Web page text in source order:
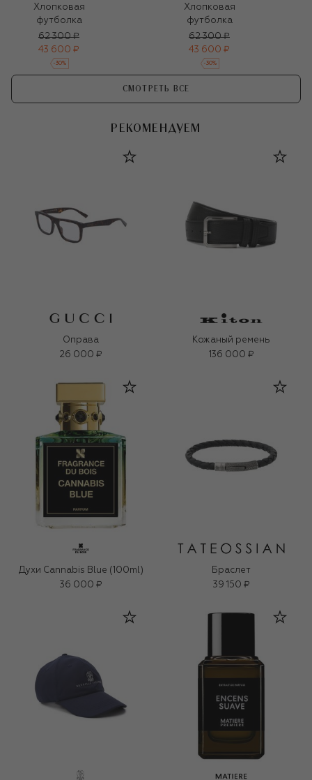
Хлопковая
футболка
62 300 ₽
43 600 ₽
-30%
Хлопковая
футболка
62 300 ₽
43 600 ₽
-30%
СМОТРЕТЬ ВСЕ
РЕКОМЕНДУЕМ
Оправа
26 000 ₽
Кожаный ремень
136 000 ₽
Духи Cannabis Blue (100ml)
36 000 ₽
Браслет
39 150 ₽